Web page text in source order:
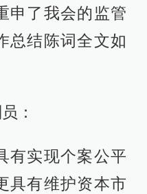
申了我会的监管
总结陈词全文如
：
有实现个案公平
具有维护资本市